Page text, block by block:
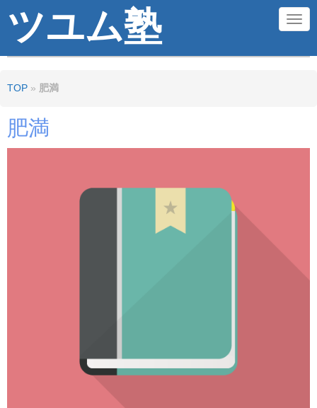
ツユム塾 N
TOP » 肥満
肥満